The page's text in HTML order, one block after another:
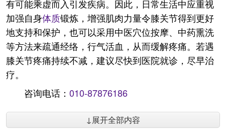
有可能乘虚而入引发疾病。因此，日常生活中应重视
加强自身体质锻炼，增强肌肉力量令膝关节得到更好
地支持和保护，也可以采用中医穴位按摩、中药熏洗
等方法来疏通经络，行气活血，从而缓解疼痛。若遇
膝关节疼痛持续不减，建议尽快到医院就诊，尽早治
疗。
咨询电话： 010-87876186
↓展开全部内容